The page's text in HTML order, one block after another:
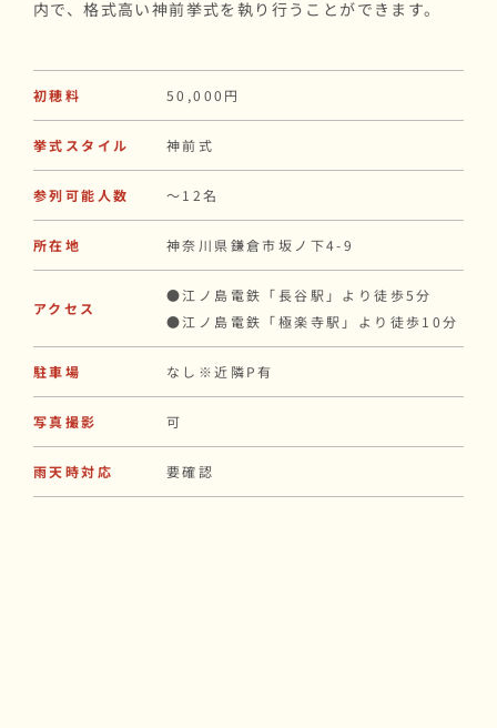
内で、格式高い神前挙式を執り行うことができます。
初穂料 50,000円
挙式スタイル 神前式
参列可能人数 〜12名
所在地 神奈川県鎌倉市坂ノ下4-9
アクセス
●江ノ島電鉄「長谷駅」より徒歩5分
●江ノ島電鉄「極楽寺駅」より徒歩10分
駐車場 なし※近隣P有
写真撮影 可
雨天時対応 要確認